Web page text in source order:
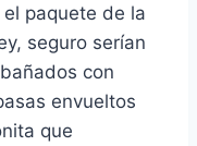
paquete de la
seguro serían
con
envueltos
que